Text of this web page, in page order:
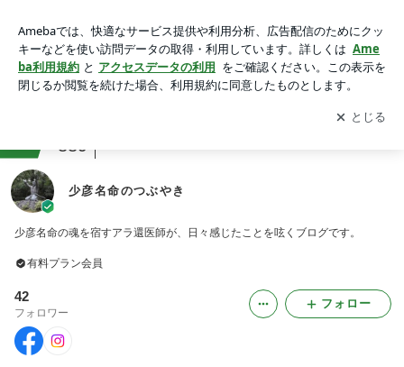
アプリをダウンロードして ブログの更新通知
を受け取りまし
ょう。
開く
889
少彦名命のつぶやき
少彦名命の魂を宿すアラ還医師が、日々感じたことを呟くブログです。
有料プラン会員
42
フォロワー
フォロー